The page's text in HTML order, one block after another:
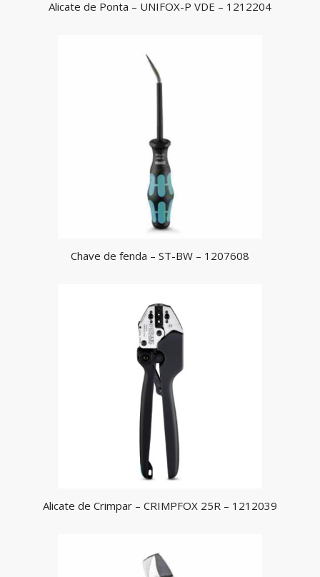
Alicate de Ponta – UNIFOX-P VDE – 1212204
Chave de fenda – ST-BW – 1207608
Alicate de Crimpar – CRIMPFOX 25R – 1212039